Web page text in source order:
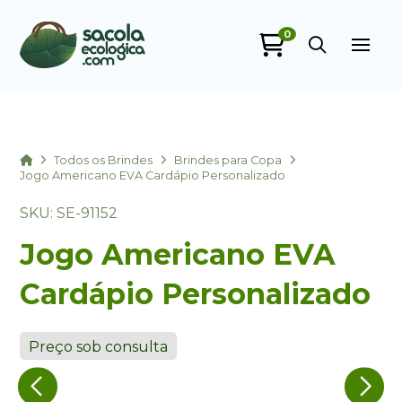
0
HomeTodos os Brindes
Brindes para Copa
Jogo Americano EVA Cardápio Personalizado
SKU: SE-91152
Jogo Americano EVA
Cardápio Personalizado
Preço sob consulta